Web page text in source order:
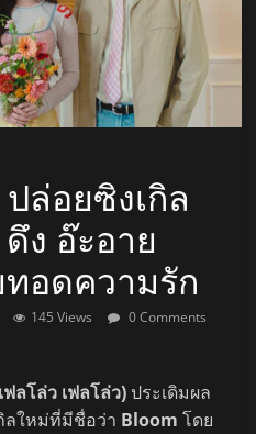
ล่อยซิงเกิล
ง อ๊ะอาย
ทอดความรัก
145 Views
0 Comments
ลโล่ว เฟลโล่ว) ประเดิมผล
ลใหม่ที่มีชื่อว่า Bloom โดย